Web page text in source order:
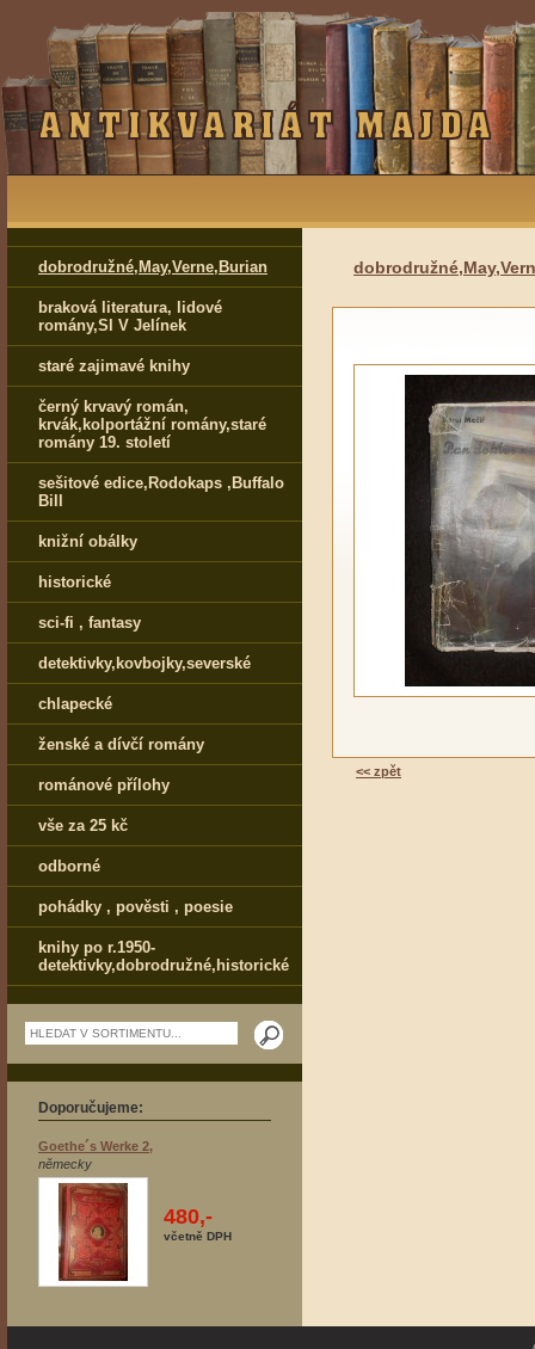
dobrodružné,May,Verne,Burian
braková literatura, lidové
romány,Sl V Jelínek
staré zajimavé knihy
černý krvavý román,
krvák,kolportážní romány,staré
romány 19. století
sešitové edice,Rodokaps ,Buffalo
Bill
knižní obálky
historické
sci-fi , fantasy
detektivky,kovbojky,severské
chlapecké
ženské a dívčí romány
románové přílohy
vše za 25 kč
odborné
pohádky , pověsti , poesie
knihy po r.1950-
detektivky,dobrodružné,historické
Doporučujeme:
Goethe´s Werke 2,
německy
480,-
včetně DPH
<< zpět